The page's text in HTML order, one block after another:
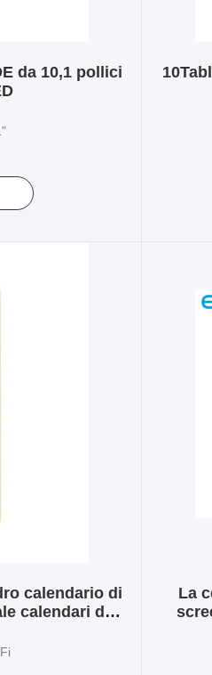
da 10,1 pollici
calendario di
calendari di
La